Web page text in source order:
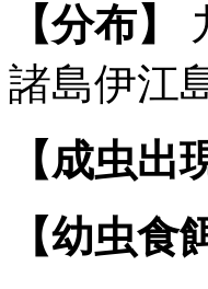
【分布】
諸島伊江
【成虫出
【幼虫食